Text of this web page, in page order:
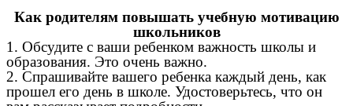
Как родителям повышать учебную мотивацию
школьников
1. Обсудите с ваши ребенком важность школы и
образования. Это очень важно.
2. Спрашивайте вашего ребенка каждый день, как
прошел его день в школе. Удостоверьтесь, что он